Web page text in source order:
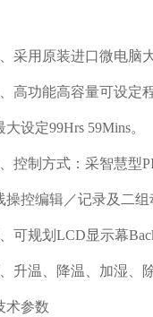
采用原装进口微电脑
高功能高容量可设定
大设定99Hrs 59Mins。
控制方式：采智慧型
操控编辑／记录及二
可规划LCD显示幕
升温、降温、加湿、
术参数